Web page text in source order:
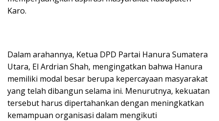
Karo.
Dalam arahannya, Ketua DPD Partai Hanura Sumatera
Utara, El Ardrian Shah, mengingatkan bahwa Hanura
memiliki modal besar berupa kepercayaan masyarakat
yang telah dibangun selama ini. Menurutnya, kekuatan
tersebut harus dipertahankan dengan meningkatkan
kemampuan organisasi dalam mengikuti